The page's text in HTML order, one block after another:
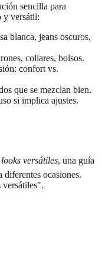
sencilla para
y versátil:
blanca, jeans oscuros,
collares, bolsos.
confort vs.
que se mezclan bien.
si implica ajustes.
versátiles, una guía
ocasiones.
versátiles".